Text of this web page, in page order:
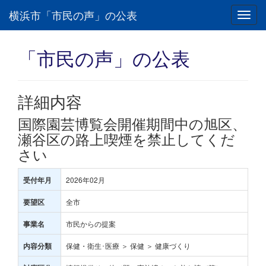
横浜市「市民の声」の公表
「市民の声」の公表
詳細内容
国際園芸博覧会開催期間中の旭区、
瀬谷区の路上喫煙を禁止してくだ
さい
受付年月 2026年02月
要望区 全市
事業名 市民からの提案
内容分類 保健・衛生･医療 ＞ 保健 ＞ 健康づくり